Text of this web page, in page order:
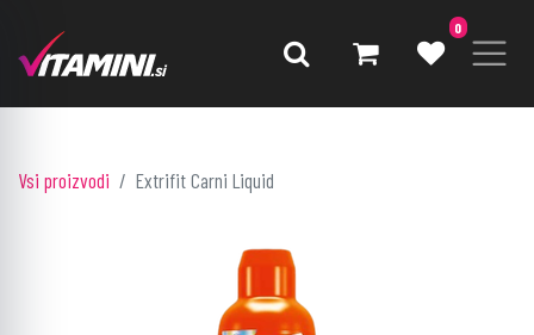
0
Vsi proizvodi Extrifit Carni Liquid